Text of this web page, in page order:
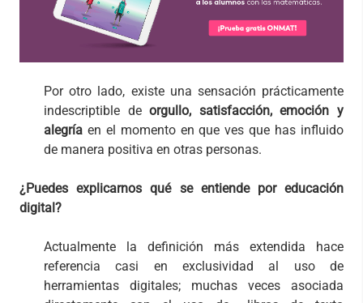
Por otro lado, existe una sensación prácticamente
indescriptible deorgullo, satisfacción, emoción y
alegría en el momento en que ves que has influido
de manera positiva en otras personas.
¿Puedes explicarnos qué se entiende por educación
digital?
Actualmente la definición más extendida hace
referencia casi en exclusividad al uso de
herramientas digitales; muchas veces asociada